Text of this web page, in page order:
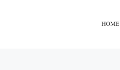
HOME